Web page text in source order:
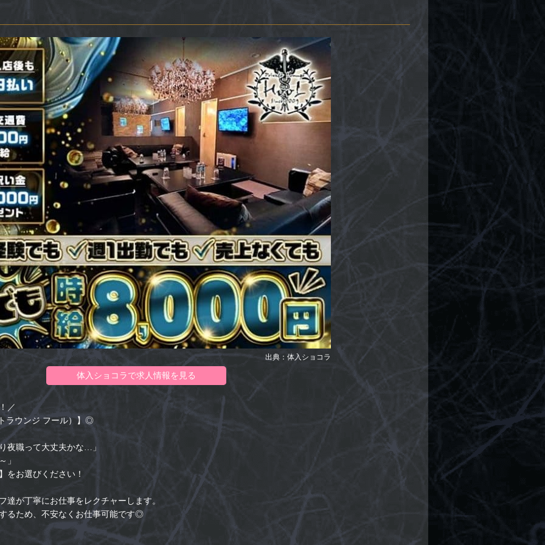
出典：体入ショコラ
体入ショコラで求人情報を見る
／
ラウンジ フール）】◎
夜職って大丈夫かな…」
」
をお選びください！
達が丁寧にお仕事をレクチャーします。
るため、不安なくお仕事可能です◎